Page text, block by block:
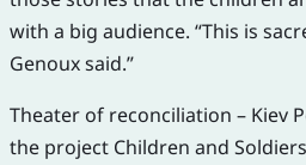
with a big audience. “This is
Genoux said.”
Theater of reconciliation – Kiev
the project Children and